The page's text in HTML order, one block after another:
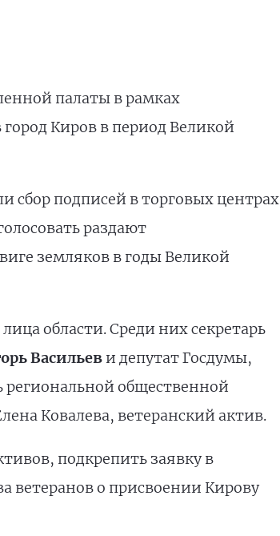
палаты в рамках
Киров в период Великой
сбор подписей в торговых центрах
раздают
земляков в годы Великой
области. Среди них секретарь
Васильеви депутат Госдумы,
региональной общественной
Ковалева, ветеранский актив.
подкрепить заявку в
ветеранов о присвоении Кирову